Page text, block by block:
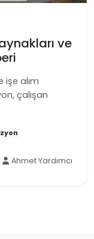
ve
işe alım
çalışan
Ahmet Yardımcı